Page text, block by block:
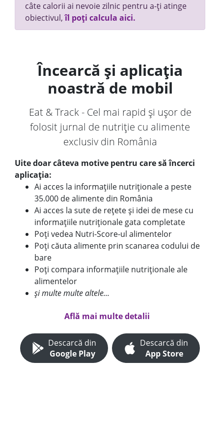
câte calorii ai nevoie zilnic pentru a-ți atinge
obiectivul,îl poți calcula aici.
Încearcă și aplicația
noastră de mobil
Eat & Track - Cel mai rapid și ușor de
folosit jurnal de nutriție cu alimente
exclusiv din România
Uite doar câteva motive pentru care să încerci
aplicația:
Ai acces la informațiile nutriționale a peste
35.000 de alimente din România
Ai acces la sute de rețete și idei de mese cu
informațiile nutriționale gata completate
Poți vedea Nutri-Score-ul alimentelor
Poți căuta alimente prin scanarea codului de
bare
Poți compara informațiile nutriționale ale
alimentelor
și multe multe altele...
Află mai multe detalii
Descarcă din
Google Play
Descarcă din
App Store